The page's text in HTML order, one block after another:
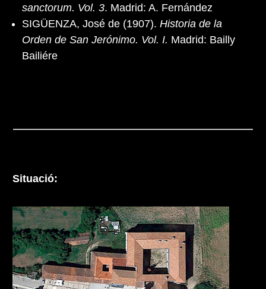
sanctorum. Vol. 3. Madrid: A. Fernández
SIGÜENZA, José de (1907). Historia de la
Orden de San Jerónimo. Vol. I. Madrid: Bailly
Bailiére
Situació: